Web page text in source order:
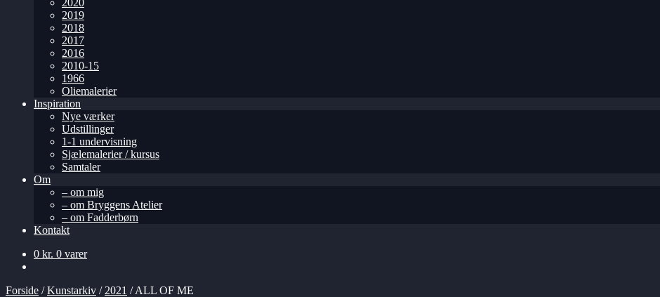
2020
2019
2018
2017
2016
2010-15
1966
Oliemalerier
Inspiration
Nye værker
Udstillinger
1-1 undervisning
Sjælemalerier / kursus
Samtaler
Om
– om mig
– om Bryggens Atelier
– om Fadderbørn
Kontakt
0 kr. 0 varer
Forside /Kunstarkiv / 2021 /ALL OF ME